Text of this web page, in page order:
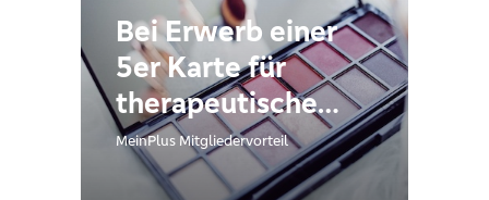
Bei Erwerb einer
5er Karte für
therapeutische
Zwecke erhalten
Sie ein
MeinPlus Mitgliedervorteil